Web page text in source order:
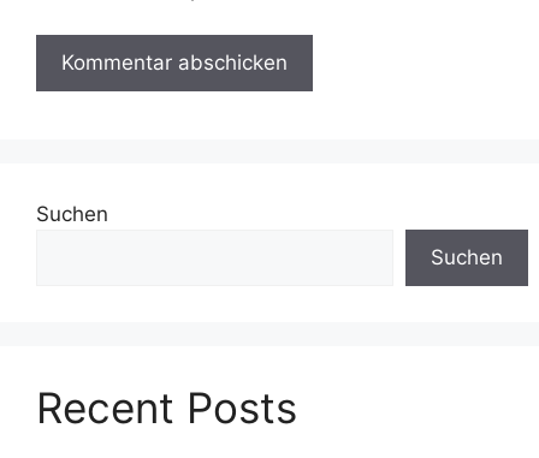
Suchen
Suchen
Recent Posts